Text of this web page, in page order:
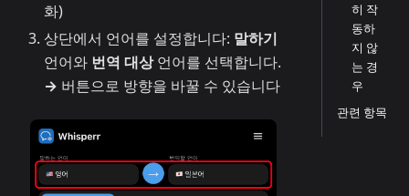
화)
상단에서 언어를 설정합니다: 말하기
언어와 번역 대상언어를 선택합니다.
→ 버튼으로 방향을 바꿀 수 있습니다
히 작
동하
지 않
는 경
우
관련 항목